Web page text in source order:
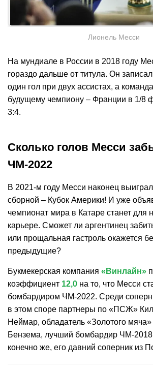
Лионель Месси
На мундиале в России в 2018 году
гораздо дальше от титула. Он
один гол при двух ассистах, а
будущему чемпиону – Франции в 1/8
3:4.
Сколько голов Месси
ЧМ-2022
В 2021-м году Месси наконец
сборной – Кубок Америки! И уже
чемпионат мира в Катаре станет для
карьере. Сможет ли аргентинец
или прощальная гастроль окажется
предыдущие?
Букмекерская компания «Винлайн»
коэффициент 12,0 на то, что Месси
бомбардиром ЧМ-2022. Среди
в этом споре партнеры по «ПСЖ»
Неймар, обладатель «Золотого
Бензема, лучший бомбардир ЧМ-
конечно же, его давний соперник из